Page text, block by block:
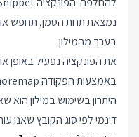
נמצאת תחת הסמן, תחפש
בערך מהמילון.
באמצעות הפקודה inoremap.
דינמי לפי סוג הקובץ שאנו